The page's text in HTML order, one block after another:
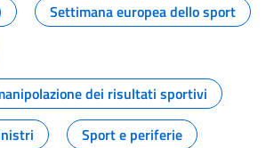
Settimana europea dello sport
dei risultati sportivi
Sport e periferie